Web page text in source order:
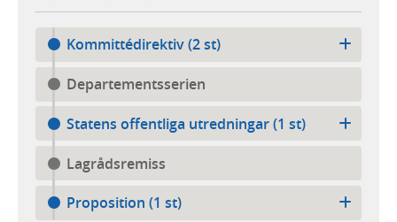
Kommittédirektiv (2 st)
Departementsserien
Statens offentliga utredningar (1 st)
Lagrådsremiss
Proposition (1 st)